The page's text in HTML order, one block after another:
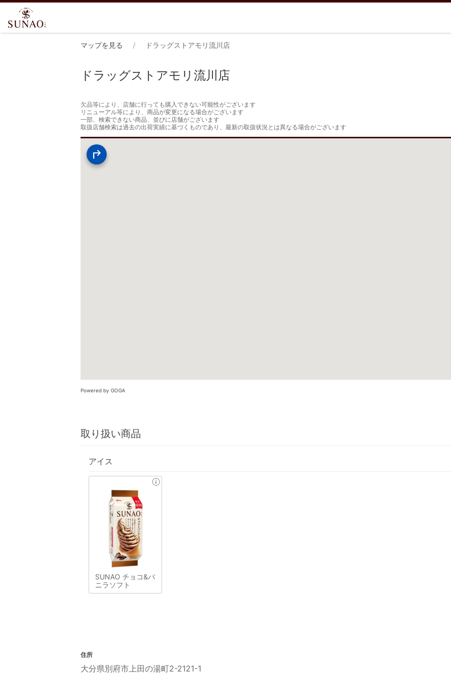
マップを見る ドラッグストアモリ流川店
ドラッグストアモリ流川店
欠品等により、店舗に行っても購入できない可能性がございます
リニューアル等により、商品が変更になる場合がございます
一部、検索できない商品、並びに店舗がございます
取扱店舗検索は過去の出荷実績に基づくものであり、最新の取扱状況とは異なる場合がございます
Powered by GOGA
取り扱い商品
アイス
SUNAO チョコ&バ
ニラソフト
住所
大分県別府市上田の湯町2-2121-1